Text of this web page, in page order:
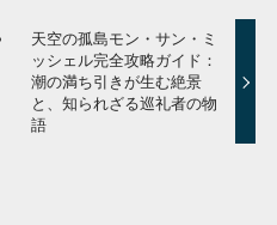
天空の孤島モン・サン・ミ
ッシェル完全攻略ガイド：
潮の満ち引きが生む絶景
と、知られざる巡礼者の物
語